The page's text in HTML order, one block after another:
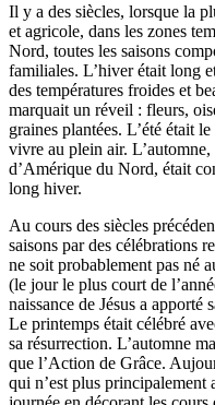
Il y a des siècles, lorsque la
et agricole, dans les zones
Nord, toutes les saisons
familiales. L’hiver était long
des températures froides et
marquait un réveil : fleurs,
graines plantées. L’été était
vivre au plein air. L’automne,
d’Amérique du Nord, était
long hiver.
Au cours des siècles
saisons par des célébrations
ne soit probablement pas né
(le jour le plus court de
naissance de Jésus a apporté
Le printemps était célébré
sa résurrection. L’automne
que l’Action de Grâce.
qui n’est plus principalement